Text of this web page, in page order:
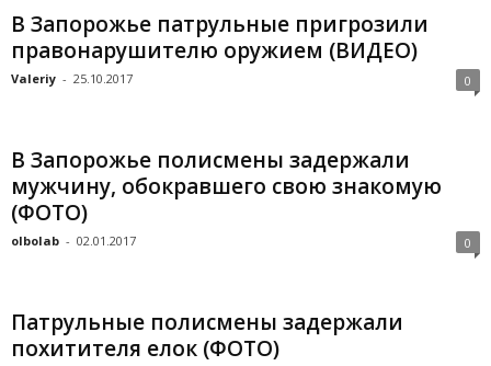
В Запорожье патрульные пригрозили
правонарушителю оружием (ВИДЕО)
Valeriy - 25.10.2017 0
В Запорожье полисмены задержали
мужчину, обокравшего свою знакомую
(ФОТО)
olbolab - 02.01.2017 0
Патрульные полисмены задержали
похитителя елок (ФОТО)